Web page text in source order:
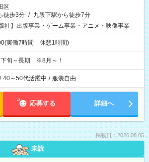
区
徒歩3分 / 九段下駅から徒歩7分
社】出版事業・ゲーム事業・アニメ・映像事業
実働7時間 休憩1時間)
旬～長期 ※8月～！
/ 40～50代活躍中 / 服装自由
応募する 詳細へ
掲載日：2026.08.05
未読